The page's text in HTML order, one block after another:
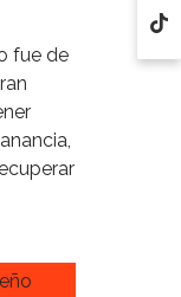
fue de